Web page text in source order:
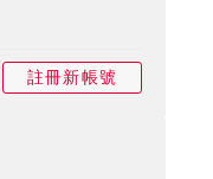
註冊新帳號